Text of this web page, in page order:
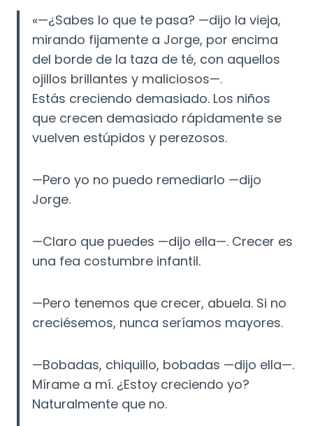
«—¿Sabes lo que te pasa? —dijo la vieja,
mirando fijamente a Jorge, por encima
del borde de la taza de té, con aquellos
ojillos brillantes y maliciosos—.
Estás creciendo demasiado. Los niños
que crecen demasiado rápidamente se
vuelven estúpidos y perezosos.
—Pero yo no puedo remediarlo —dijo
Jorge.
—Claro que puedes —dijo ella—. Crecer es
una fea costumbre infantil.
—Pero tenemos que crecer, abuela. Si no
creciésemos, nunca seríamos mayores.
—Bobadas, chiquillo, bobadas —dijo ella—.
Mírame a mí. ¿Estoy creciendo yo?
Naturalmente que no.